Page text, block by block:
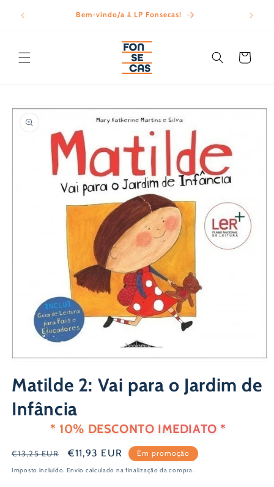
para o
Bem-vindo/a à LP Fonsecas!
Carrinho
a
informação
do produto
multimédia
1
em
modal
Matilde 2: Vai para o Jardim de
Infância
* 10% DESCONTO IMEDIATO *
Preço
normal
€13,25 EUR
Preço
de
€11,93 EUR Em promoção
Imposto incluído. Envio calculado na finalização da compra.